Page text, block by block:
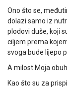
Ono što se,
dolazi samo iz
plodovi duše, koji
ciljem prema
svoga bude lijepo
A milost Moja
Kao što su za